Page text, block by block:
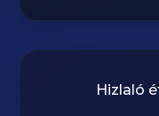
Hizlaló